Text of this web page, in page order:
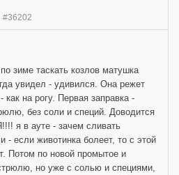
#36202
зиме таскать козлов матушка
увидел - удивился. Она режет
на рогу. Первая заправка -
без соли и специй. Доводится
я в ауте - зачем сливать
- если животинка болеет, то с этой
Потом по новой промытое и
но уже с солью и специями,